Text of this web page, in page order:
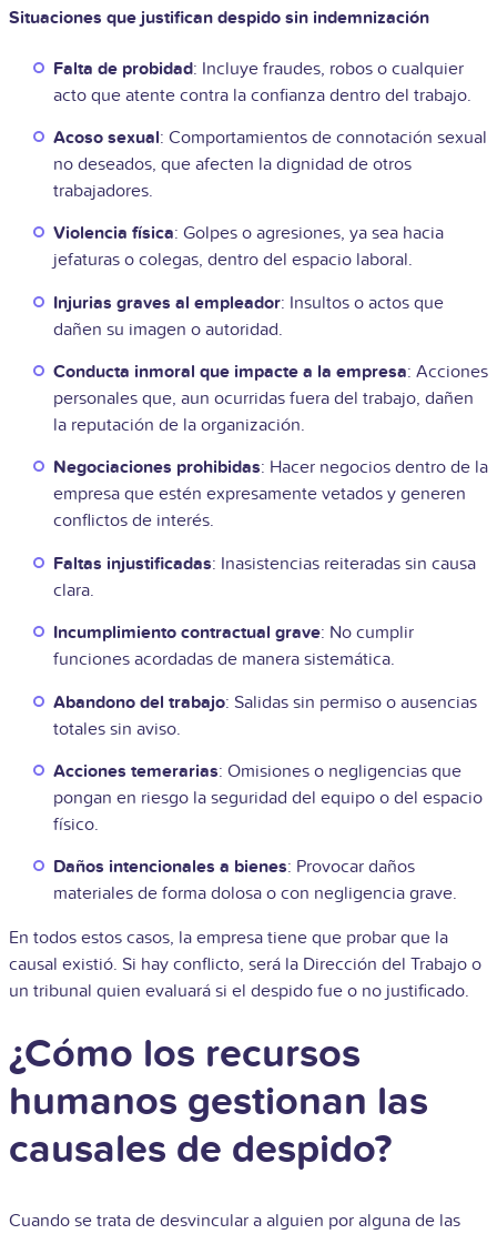
Situaciones que justifican despido sin indemnización
Falta de probidad: Incluye fraudes, robos o cualquier
acto que atente contra la confianza dentro del trabajo.
Acoso sexual: Comportamientos de connotación sexual
no deseados, que afecten la dignidad de otros
trabajadores.
Violencia física: Golpes o agresiones, ya sea hacia
jefaturas o colegas, dentro del espacio laboral.
Injurias graves al empleador: Insultos o actos que
dañen su imagen o autoridad.
Conducta inmoral que impacte a la empresa: Acciones
personales que, aun ocurridas fuera del trabajo, dañen
la reputación de la organización.
Negociaciones prohibidas: Hacer negocios dentro de la
empresa que estén expresamente vetados y generen
conflictos de interés.
Faltas injustificadas: Inasistencias reiteradas sin causa
clara.
Incumplimiento contractual grave: No cumplir
funciones acordadas de manera sistemática.
Abandono del trabajo: Salidas sin permiso o ausencias
totales sin aviso.
Acciones temerarias: Omisiones o negligencias que
pongan en riesgo la seguridad del equipo o del espacio
físico.
Daños intencionales a bienes: Provocar daños
materiales de forma dolosa o con negligencia grave.
En todos estos casos, la empresa tiene que probar que la
causal existió. Si hay conflicto, será la Dirección del Trabajo o
un tribunal quien evaluará si el despido fue o no justificado.
¿Cómo los recursos
humanos gestionan las
causales de despido?
Cuando se trata de desvincular a alguien por alguna de las